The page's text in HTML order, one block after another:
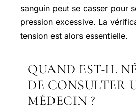
sanguin peut se casser pour
pression excessive. La
tension est alors essentielle.
QUAND EST-IL
DE CONSULTER
MÉDECIN ?